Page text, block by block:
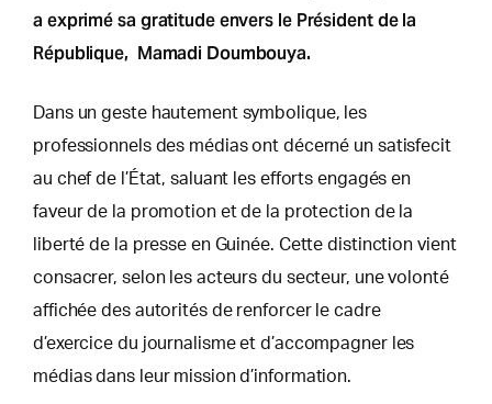
a exprimé sa gratitude envers le Président de la
République, Mamadi Doumbouya.
Dans un geste hautement symbolique, les
professionnels des médias ont décerné un satisfecit
au chef de l’État, saluant les efforts engagés en
faveur de la promotion et de la protection de la
liberté de la presse en Guinée. Cette distinction vient
consacrer, selon les acteurs du secteur, une volonté
affichée des autorités de renforcer le cadre
d’exercice du journalisme et d’accompagner les
médias dans leur mission d’information.